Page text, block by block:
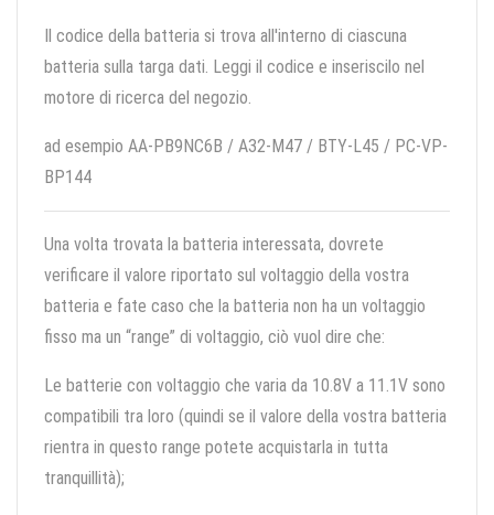
Il codice della batteria si trova all'interno di ciascuna
batteria sulla targa dati. Leggi il codice e inseriscilo nel
motore di ricerca del negozio.
ad esempio AA-PB9NC6B / A32-M47 / BTY-L45 / PC-VP-
BP144
Una volta trovata la batteria interessata, dovrete
verificare il valore riportato sul voltaggio della vostra
batteria e fate caso che la batteria non ha un voltaggio
fisso ma un “range” di voltaggio, ciò vuol dire che:
Le batterie con voltaggio che varia da 10.8V a 11.1V sono
compatibili tra loro (quindi se il valore della vostra batteria
rientra in questo range potete acquistarla in tutta
tranquillità);